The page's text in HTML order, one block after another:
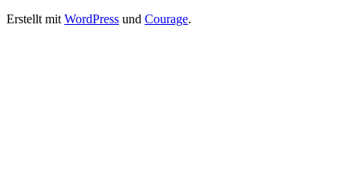
Erstellt mit WordPress und Courage.